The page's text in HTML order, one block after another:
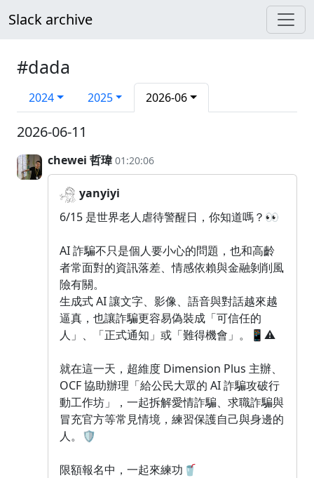
Slack archive
#dada
2024 2025 2026-06
2026-06-11
chewei 哲瑋 01:20:06
yanyiyi
6/15 是世界老人虐待警醒日，你知道嗎？👀
AI 詐騙不只是個人要小心的問題，也和高齡
者常面對的資訊落差、情感依賴與金融剝削風
險有關。
生成式 AI 讓文字、影像、語音與對話越來越
逼真，也讓詐騙更容易偽裝成「可信任的
人」、「正式通知」或「難得機會」。📱⚠️
就在這一天，超維度 Dimension Plus 主辦、
OCF 協助辦理「給公民大眾的 AI 詐騙攻破行
動工作坊」，一起拆解愛情詐騙、求職詐騙與
冒充官方等常見情境，練習保護自己與身邊的
人。🛡️
限額報名中，一起來練功🥤